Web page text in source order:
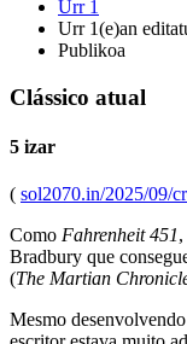
Urr 1
Urr 1(e)an
Publikoa
Clássico atual
5 izar
( sol2070.in/2025/09/
Como Fahrenheit 451
Bradbury que
(The Martian
Mesmo